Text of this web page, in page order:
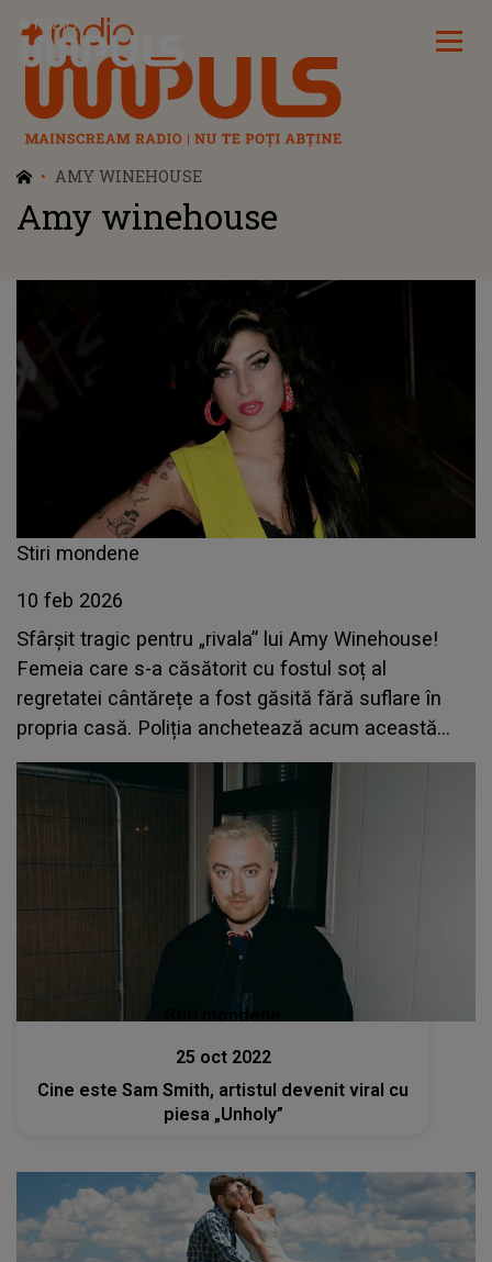
Radio Impuls
AMY WINEHOUSE
Amy winehouse
Stiri mondene
10 feb 2026
Sfârșit tragic pentru „rivala” lui Amy Winehouse!
Femeia care s-a căsătorit cu fostul soț al
regretatei cântărețe a fost găsită fără suflare în
propria casă. Poliția anchetează acum această
moarte inexplicabilă
Stiri mondene
25 oct 2022
Cine este Sam Smith, artistul devenit viral cu
piesa „Unholy”